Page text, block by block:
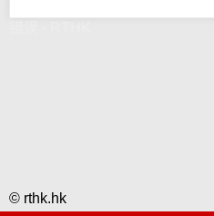
© rthk.hk